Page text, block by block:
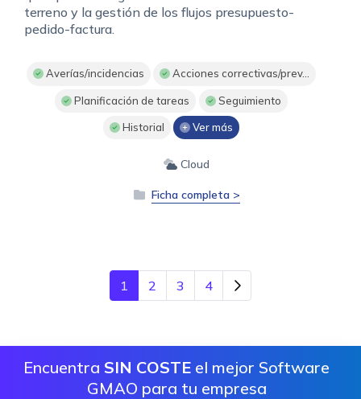
terreno y la gestión de los flujos presupuesto-
pedido-factura.
Averías/incidencias Acciones correctivas/prev...
Planificación de tareas Seguimiento
Historial Ver más
Cloud
Ficha completa >
1 2 3 4
Encuentra SIN COSTE el mejor Software
GMAO para tu empresa